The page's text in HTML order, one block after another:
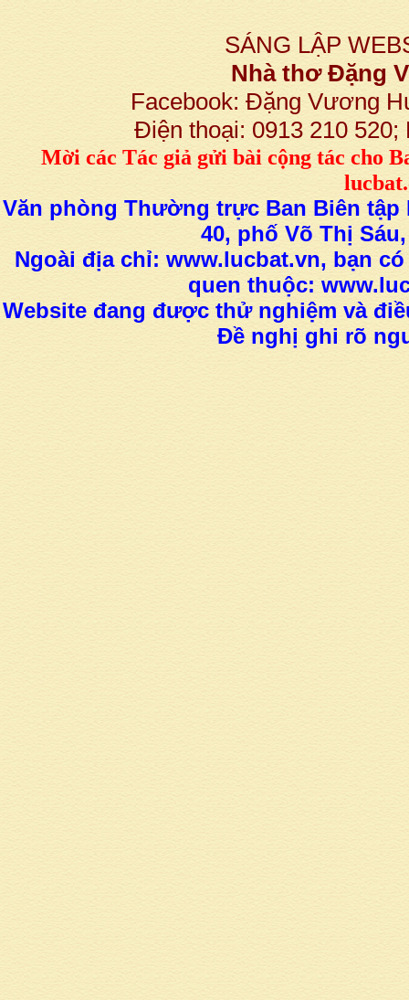
SÁNG LẬP
Nhà thơ Đặng
Facebook: Đặng Vương
Điện thoại: 0913 210
Mời các Tác giả gửi bàicộng tác cho
Văn phòng Thường trực Ban Biên tập
40, phố Võ Thị
Ngoài địa chỉ: www.lucbat.vn, bạn
quen thuộc:
Website đang được thử nghiệm và
Đề nghị ghi rõ